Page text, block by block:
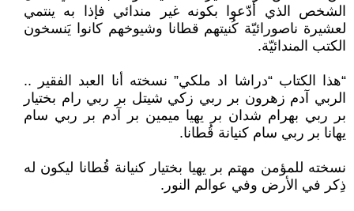
الشخص الذي أدّعوا بكونه غير مندائي فإذا به ينتمي
لعشيرة ناصورائيّة كُنيتهم قطانا وشيوخهم كانوا يَنسخون
الكتب المندائيّة.
“هذا الكتاب “دراشا اد ملكي” نسخته أنا العبد الفقير ..
الربي آدم زهرون بر ربي زكي شيتل بر ربي رام بختيار
بر ربي بهرام شدان بر يهيا ميمين بر آدم بر ربي سام
يهانا بر ربي سام كنيانة قُطانا.
نسخته للمؤمن مهتم بر يهيا بختيار كنيانة قُطانا ليكون له
ذِكر في الأرض وفي عوالم النور.